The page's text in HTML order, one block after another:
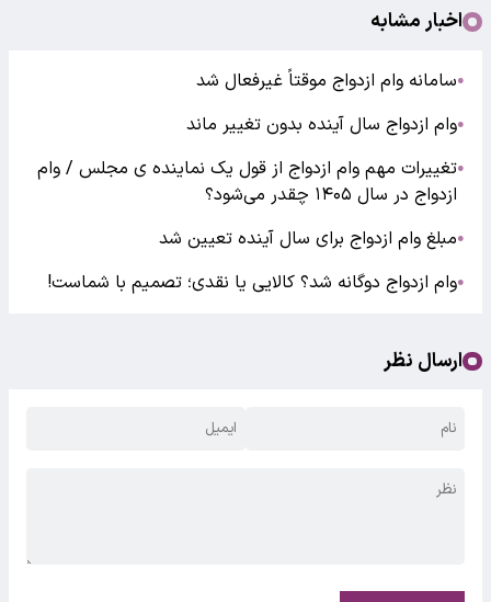
اخبار مشابه
●سامانه وام ازدواج موقتاً غیرفعال شد
●وام ازدواج سال آینده بدون تغییر ماند
●تغییرات مهم وام ازدواج از قول یک نماینده ی مجلس / وام
ازدواج در سال ۱۴۰۵ چقدر می‌شود؟
●مبلغ وام ازدواج برای سال آینده تعیین شد
●وام ازدواج دوگانه شد؟ کالایی یا نقدی؛ تصمیم با شماست!
ارسال نظر